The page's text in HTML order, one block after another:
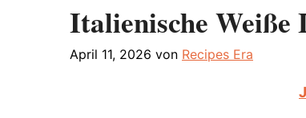
Italienische Weiße
April 11, 2026 von Recipes Era